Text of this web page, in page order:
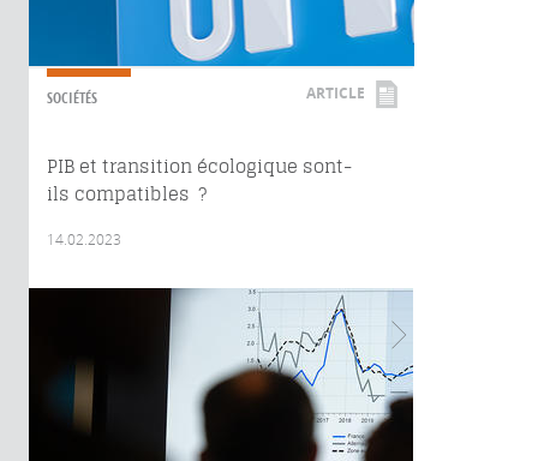
SOCIÉTÉS ARTICLE
PIB et transition écologique sont-
ils compatibles ?
14.02.2023